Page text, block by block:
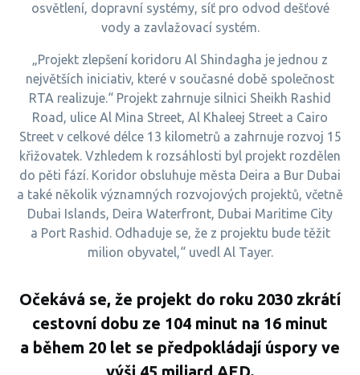
osvětlení, dopravní systémy, síť pro odvod dešťové
vody a zavlažovací systém.
„Projekt zlepšení koridoru Al Shindagha je jednou z
největších iniciativ, které v současné době společnost
RTA realizuje.“ Projekt zahrnuje silnici Sheikh Rashid
Road, ulice Al Mina Street, Al Khaleej Street a Cairo
Street v celkové délce 13 kilometrů a zahrnuje rozvoj 15
křižovatek. Vzhledem k rozsáhlosti byl projekt rozdělen
do pěti fází. Koridor obsluhuje města Deira a Bur Dubai
a také několik významných rozvojových projektů, včetně
Dubai Islands, Deira Waterfront, Dubai Maritime City
a Port Rashid. Odhaduje se, že z projektu bude těžit
milion obyvatel,“ uvedl Al Tayer.
Očekává se, že projekt do roku 2030 zkrátí
cestovní dobu ze 104 minut na 16 minut
a během 20 let se předpokládají úspory ve